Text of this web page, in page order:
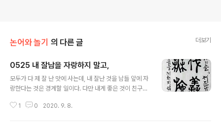
논어와 놀기 의 다른 글 더보기
0525 내 잘남을 자랑하지 말고,
모두가 다 제 잘 난 맛에 사는데, 내 잘난 것을 남들 앞에 자
랑한다는 것은 경계할 일이다. 다만 내게 좋은 것이 친구에
이 한다면 사람 관계는 얼어붙고 말 것이다. 그렇게까지 겸
1 0 2020. 9. 8.